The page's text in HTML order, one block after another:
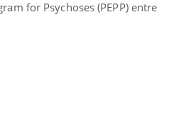
for Psychoses (PEPP) entre